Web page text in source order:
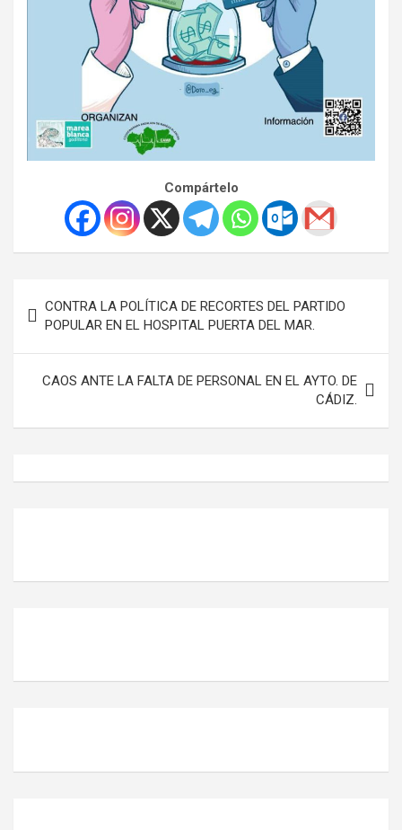
Compártelo
de
entradas
CONTRA LA POLÍTICA DE RECORTES DEL PARTIDO
POPULAR EN EL HOSPITAL PUERTA DEL MAR.
CAOS ANTE LA FALTA DE PERSONAL EN EL AYTO. DE
CÁDIZ.